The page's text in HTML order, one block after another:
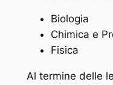
Biologia
Chimica e
Fisica
Al termine delle